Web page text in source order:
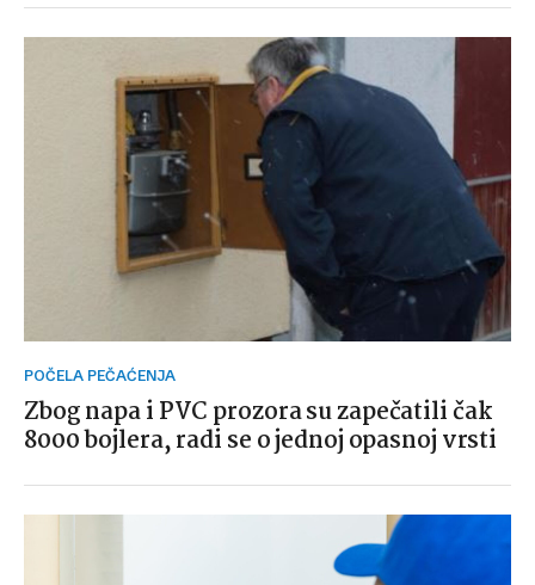
POČELA PEČAĆENJA
Zbog napa i PVC prozora su zapečatili čak
8000 bojlera, radi se o jednoj opasnoj vrsti